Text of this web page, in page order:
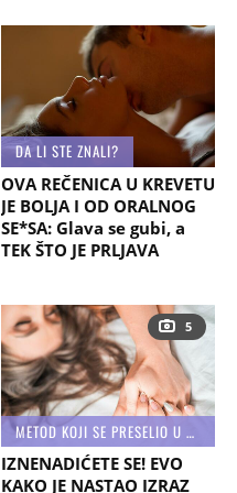
DA LI STE ZNALI?
OVA REČENICA U KREVETU
JE BOLJA I OD ORALNOG
SE*SA: Glava se gubi, a
TEK ŠTO JE PRLJAVA
5
METOD KOJI SE PRESELIO U SPAVAĆE SOBE
IZNENADIĆETE SE! EVO
KAKO JE NASTAO IZRAZ